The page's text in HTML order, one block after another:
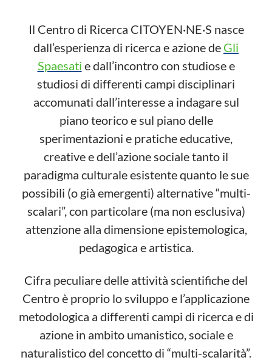
Il Centro di Ricerca CITOYEN·NE·S nasce
dall’esperienza di ricerca e azione de Gli
Spaesati e dall’incontro con studiose e
studiosi di differenti campi disciplinari
accomunati dall’interesse a indagare sul
piano teorico e sul piano delle
sperimentazioni e pratiche educative,
creative e dell’azione sociale tanto il
paradigma culturale esistente quanto le sue
possibili (o già emergenti) alternative “multi-
scalari”, con particolare (ma non esclusiva)
attenzione alla dimensione epistemologica,
pedagogica e artistica.
Cifra peculiare delle attività scientifiche del
Centro è proprio lo sviluppo e l’applicazione
metodologica a differenti campi di ricerca e di
azione in ambito umanistico, sociale e
naturalistico del concetto di “multi-scalarità”.